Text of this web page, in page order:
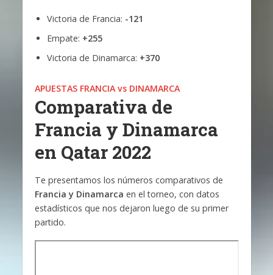
Victoria de Francia: -121
Empate: +255
Victoria de Dinamarca: +370
APUESTAS FRANCIA vs DINAMARCA
Comparativa de
Francia y Dinamarca
en Qatar 2022
Te presentamos los números comparativos de
Francia y Dinamarca en el torneo, con datos
estadísticos que nos dejaron luego de su primer
partido.